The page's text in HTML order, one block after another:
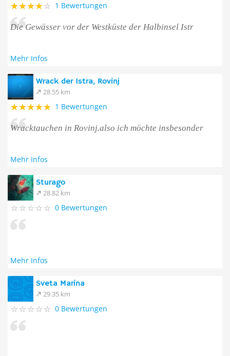
1 Bewertungen
Die Gewässer vor der Westküste der Halbinsel Istr
Mehr Infos
Wrack der Istra, Rovinj
28.55 km
1 Bewertungen
Wracktauchen in Rovinj.also ich möchte insbesonder
Mehr Infos
Sturago
28.82 km
0 Bewertungen
Mehr Infos
Sveta Marina
29.35 km
0 Bewertungen